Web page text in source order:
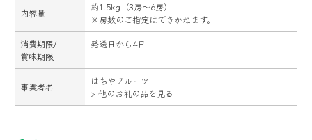
内容量
約1.5kg（3房～6房）
※房数のご指定はできかねます。
消費期限/
賞味期限
発送日から4日
事業者名
はちやフルーツ
> 他のお礼の品を見る